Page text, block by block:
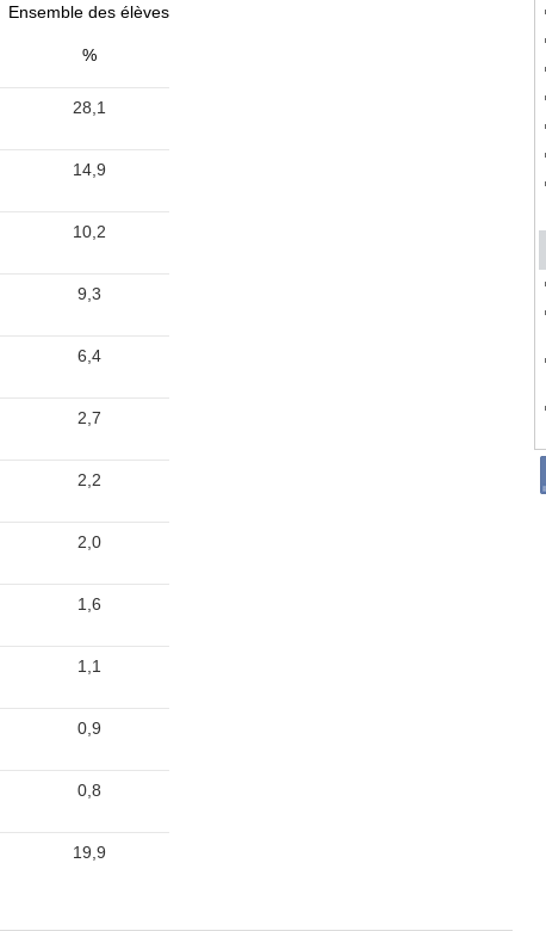
Ensemble des élèves
%
28,1
14,9
10,2
9,3
6,4
2,7
2,2
2,0
1,6
1,1
0,9
0,8
19,9